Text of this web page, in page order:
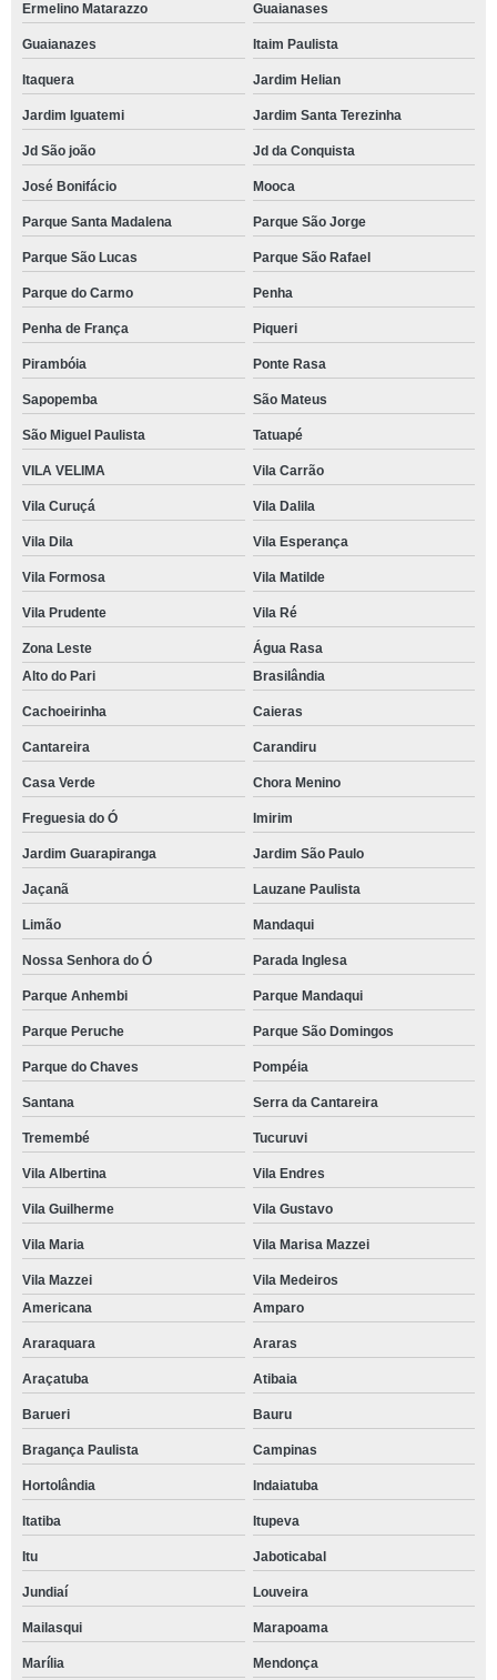
Ermelino Matarazzo Guaianases
Guaianazes Itaim Paulista
Itaquera Jardim Helian
Jardim Iguatemi Jardim Santa Terezinha
Jd São joão Jd da Conquista
José Bonifácio Mooca
Parque Santa Madalena Parque São Jorge
Parque São Lucas Parque São Rafael
Parque do Carmo Penha
Penha de França Piqueri
Pirambóia Ponte Rasa
Sapopemba São Mateus
São Miguel Paulista Tatuapé
VILA VELIMA Vila Carrão
Vila Curuçá Vila Dalila
Vila Dila Vila Esperança
Vila Formosa Vila Matilde
Vila Prudente Vila Ré
Zona Leste
Água Rasa
Alto do Pari
Brasilândia
Cachoeirinha Caieras
Cantareira Carandiru
Casa Verde Chora Menino
Freguesia do Ó Imirim
Jardim Guarapiranga Jardim São Paulo
Jaçanã Lauzane Paulista
Limão Mandaqui
Nossa Senhora do Ó Parada Inglesa
Parque Anhembi Parque Mandaqui
Parque Peruche Parque São Domingos
Parque do Chaves Pompéia
Santana Serra da Cantareira
Tremembé Tucuruvi
Vila Albertina Vila Endres
Vila Guilherme Vila Gustavo
Vila Maria Vila Marisa Mazzei
Vila Mazzei
Vila Medeiros
Americana
Amparo
Araraquara Araras
Araçatuba Atibaia
Barueri Bauru
Bragança Paulista Campinas
Hortolândia Indaiatuba
Itatiba Itupeva
Itu Jaboticabal
Jundiaí Louveira
Mailasqui Marapoama
Marília Mendonça